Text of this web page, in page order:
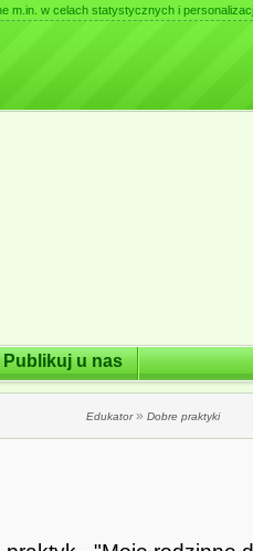
m.in. w celach statystycznych i
Publikuj u nas
Edukator» Dobre praktyki